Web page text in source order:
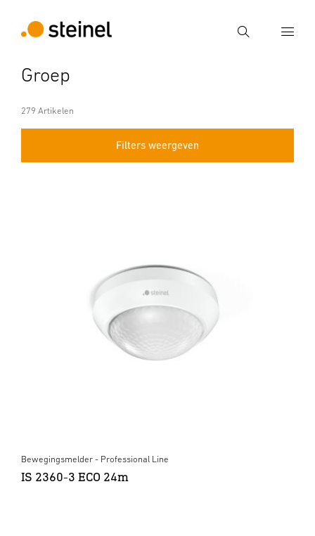
Zoek
Groep
279 Artikelen
Filters weergeven
Bewegingsmelder - Professional Line
IS 2360-3 ECO 24m